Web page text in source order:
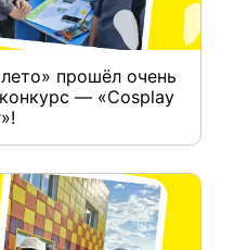
прошёл очень
— «Cosplay